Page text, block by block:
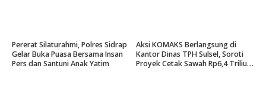
Pererat Silaturahmi, Polres Sidrap
Gelar Buka Puasa Bersama Insan
Pers dan Santuni Anak Yatim
Aksi KOMAKS Berlangsung di
Kantor Dinas TPH Sulsel, Soroti
Proyek Cetak Sawah Rp6,4 Triliun